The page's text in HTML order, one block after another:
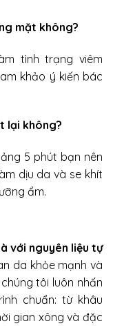
mặt không?
tình trạng viêm
khảo ý kiến bác
lại không?
5 phút bạn nên
dịu da và se khít
ẩm.
với nguyên liệu tự
da khỏe mạnh và
tôi luôn nhấn
chuẩn: từ khâu
gian xông và đặc